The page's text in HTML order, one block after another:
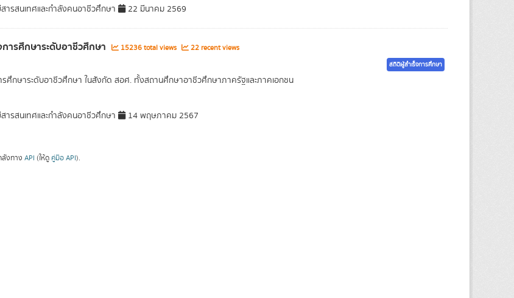
ารสนเทศและกำลังคนอาชีวศึกษา 22 มีนาคม 2569
ารศึกษาระดับอาชีวศึกษา 15236 total views 22 recent views
สถิติผู้สำเร็จการศึกษา
รศึกษาระดับอาชีวศึกษา ในสังกัด สอศ. ทั้งสถานศึกษาอาชีวศึกษาภาครัฐและภาคเอกชน
ารสนเทศและกำลังคนอาชีวศึกษา 14 พฤษภาคม 2567
งทาง API (ให้ดู คู่มือ API).